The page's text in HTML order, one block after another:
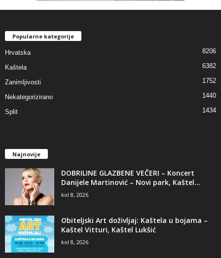
Popularne kategorije
Hrvatska 8206
Kaštela 6382
Zanimljivosti 1752
Nekategorizirano 1440
Split 1434
Najnovije
DOBRILINE GLAZBENE VEČERI – Koncert
Danijele Martinović – Novi park, Kaštel...
kol 8, 2026
Obiteljski Art doživljaj: Kaštela u bojama –
Kaštel Vitturi, Kaštel Lukšić
kol 8, 2026